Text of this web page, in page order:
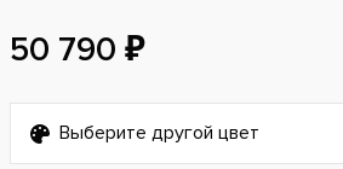
50 790 ₽
Выберите другой цвет